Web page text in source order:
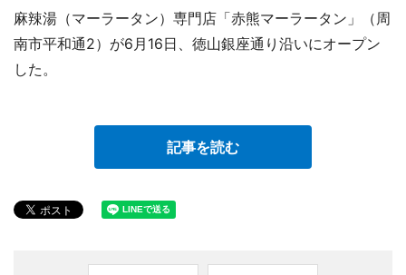
麻辣湯（マーラータン）専門店「赤熊マーラータン」（周
南市平和通2）が6月16日、徳山銀座通り沿いにオープン
した。
記事を読む